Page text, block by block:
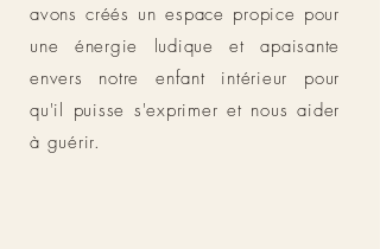
avons créés un espace propice pour
une énergie ludique et apaisante
envers notre enfant intérieur pour
qu'il puisse s'exprimer et nous aider
à guérir.